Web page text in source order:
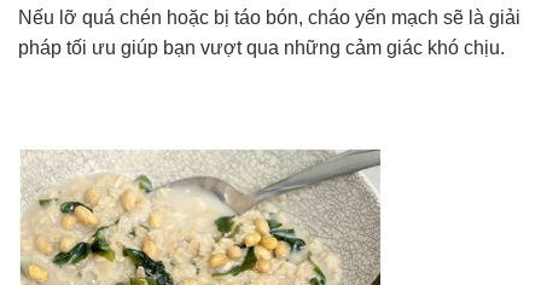
Nếu lỡ quá chén hoặc bị táo bón, cháo yến mạch sẽ là giải
pháp tối ưu giúp bạn vượt qua những cảm giác khó chịu.